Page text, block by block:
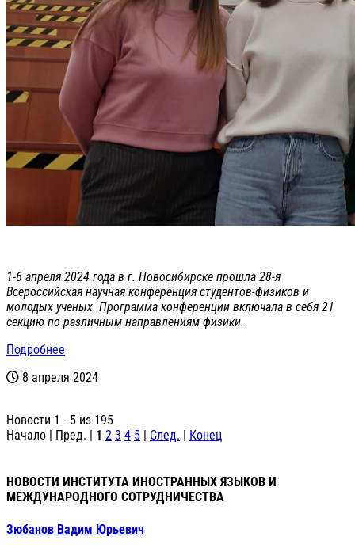
1-6 апреля 2024 года в г. Новосибирске прошла 28-я
Всероссийская научная конференция студентов-физиков и
молодых ученых. Программа конференции включала в себя 21
секцию по различным направлениям физики.
Подробнее
8 апреля 2024
Новости 1 - 5 из 195
Начало | Пред. | 1 2 3 4 5 | След. | Конец
НОВОСТИ ИНСТИТУТА ИНОСТРАННЫХ ЯЗЫКОВ И
МЕЖДУНАРОДНОГО СОТРУДНИЧЕСТВА
Зюбанов Вадим Юрьевич